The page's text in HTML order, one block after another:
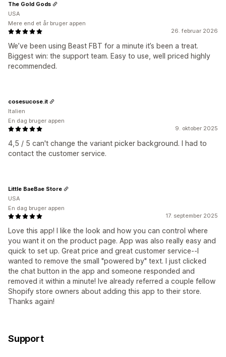
26. februar 2026
We’ve been using Beast FBT for a minute it’s been a treat.
Biggest win: the support team. Easy to use, well priced highly
recommended.
The Gold Gods
USA
Mere end et år bruger appen
9. oktober 2025
4,5 / 5 can't change the variant picker background. I had to
contact the customer service.
cosesucose.it
Italien
En dag bruger appen
17. september 2025
Love this app! I like the look and how you can control where
you want it on the product page. App was also really easy and
quick to set up. Great price and great customer service--I
wanted to remove the small "powered by" text. I just clicked
the chat button in the app and someone responded and
removed it within a minute! Ive already referred a couple fellow
Shopify store owners about adding this app to their store.
Thanks again!
Little BaeBae Store
USA
En dag bruger appen
Support